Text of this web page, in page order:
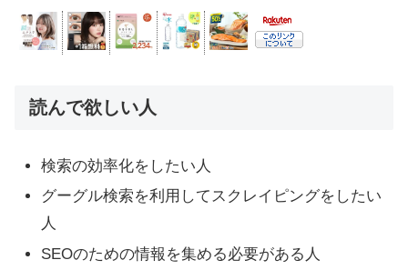
読んで欲しい人
検索の効率化をしたい人
グーグル検索を利用してスクレイピングをしたい
人
SEOのための情報を集める必要がある人